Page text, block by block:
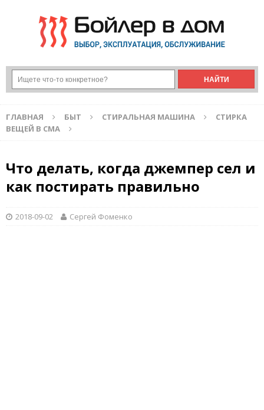
ГЛАВНАЯ БЫТ СТИРАЛЬНАЯ МАШИНА
СТИРКА
ВЕЩЕЙ В СМА
Что делать, когда джемпер сел и
как постирать правильно
2018-09-02 Сергей Фоменко